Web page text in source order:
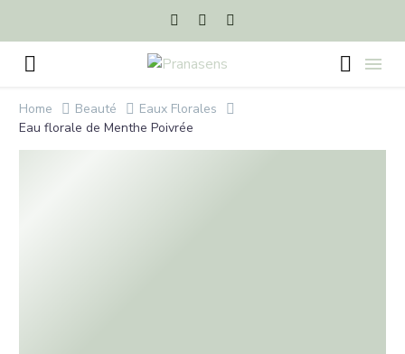
Home Beauté
Eaux Florales
Eau florale de Menthe Poivrée